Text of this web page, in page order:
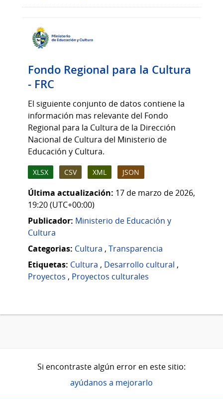
Fondo Regional para la Cultura
- FRC
El siguiente conjunto de datos contiene la
información mas relevante del Fondo
Regional para la Cultura de la Dirección
Nacional de Cultura del Ministerio de
Educación y Cultura.
XLSX CSV XML JSON
Última actualización: 17 de marzo de 2026,
19:20 (UTC+00:00)
Publicador: Ministerio de Educación y
Cultura
Categorias: Cultura , Transparencia
Etiquetas: Cultura , Desarrollo cultural ,
Proyectos , Proyectos culturales
Si encontraste algún error en este sitio:
ayúdanos a mejorarlo